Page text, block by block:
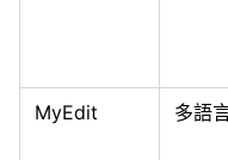
MyEdit 多語